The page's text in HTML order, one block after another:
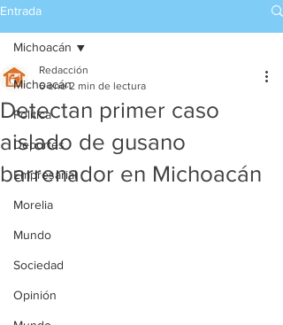
Entrada
Michoacán
Política
Deportes
Empresarial
Morelia
Mundo
Sociedad
Opinión
Michoacán
Detectan primer caso
aislado de gusano
barrenador en Michoacán
Redacción
6 ene 2 min de lectura